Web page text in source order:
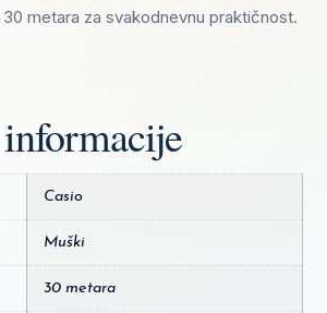
metara za svakodnevnu praktičnost.
Casio
Muški
30 metara